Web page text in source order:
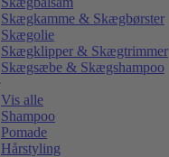
Skægkamme & Skægbørster
Skægolie
Skægklipper & Skægtrimmer
Skægsæbe & Skægshampoo
Vis alle
Shampoo
Pomade
Hårstyling